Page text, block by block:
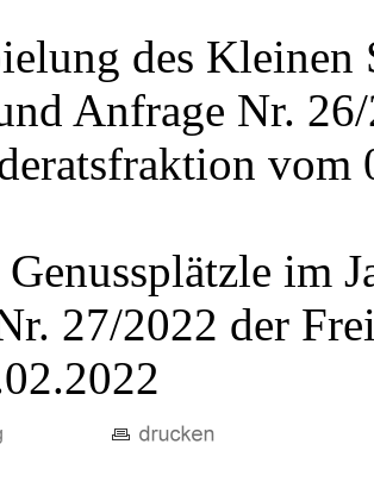
des Kleinen
Anfrage Nr.
vom
im
27/2022 der